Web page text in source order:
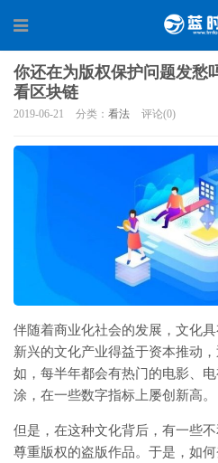
你还在为版权保护问题发愁
看区块链
2019-06-21 分类： 看法 评论(0)
伴随着商业化社会的发展，文化
新兴的文化产业得益于资本推动
如，每半年都会有热门的电影、
涂，在一些数字指标上屡创新高。
但是，在这种文化背后，有一些
尊重版权的盗版作品。于是，如